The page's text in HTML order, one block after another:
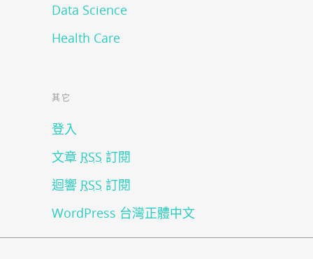
Data Science
Health Care
其它
登入
文章 RSS 訂閱
迴響 RSS 訂閱
WordPress 台灣正體中文